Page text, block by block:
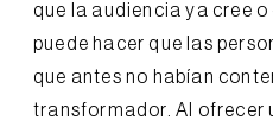
que la audiencia ya cree
puede hacer que las
que antes no habían
transformador. Al ofrecer